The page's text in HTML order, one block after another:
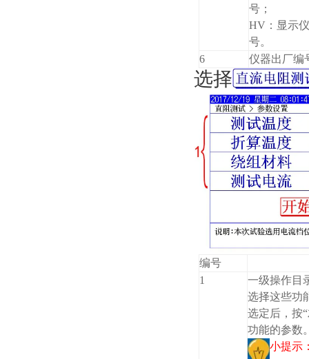
号；
HV：显示
号。
6
仪器出厂编
选择
编号
1
一级操作目
选择这些功
选定后，按
功能的参数
小提示